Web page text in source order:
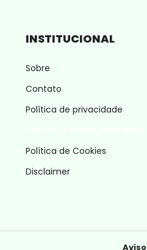
INSTITUCIONAL
Sobre
Contato
Política de privacidade
Política de Cookies
Disclaimer